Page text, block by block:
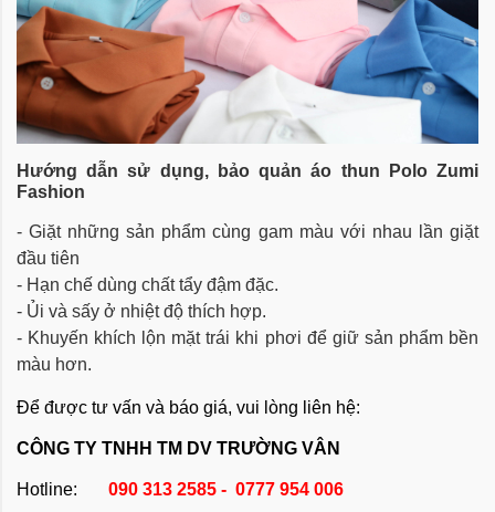
Hướng dẫn sử dụng, bảo quảnáo thun Polo Zumi
Fashion
- Giặt những sản phẩm cùng gam màu với nhau lần giặt
đầu tiên
- Hạn chế dùng chất tẩy đậm đặc.
- Ủi và sấy ở nhiệt độ thích hợp.
- Khuyến khích lộn mặt trái khi phơi để giữ sản phẩm bền
màu hơn.
Để được tư vấn và báo giá, vui lòng liên hệ:
CÔNG TY TNHH TM DV TRƯỜNG VÂN
Hotline: 090 313 2585 - 0777 954 006